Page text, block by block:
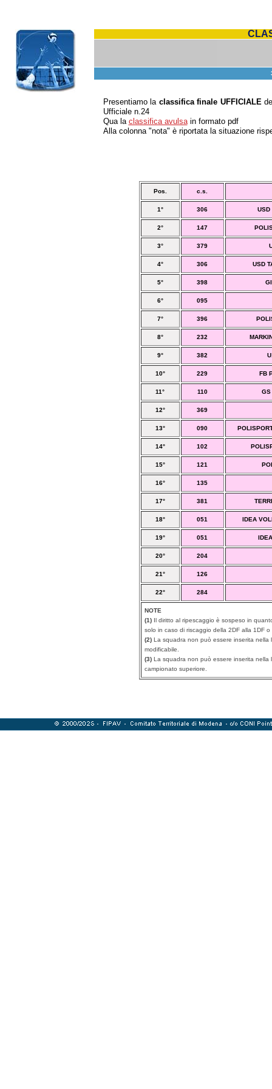
Presentiamo la classifica finale UFFICIALE
Ufficiale n.24
Qua la classifica avulsain formato pdf
Alla colonna "nota" è riportata la situazione
Pos. c.s.
1° 306 USD
2° 147
3° 379
4° 306 USD
5° 398
6° 095
7° 396
8° 232
9° 382
10° 229 FB
11° 110 GS
12° 369
13° 090
14° 102
15° 121
16° 135
17° 381
18° 051 IDEA
19° 051
20° 204
21° 126
22° 284
NOTE
(1)Il diritto al ripescaggio è sospeso in
solo in caso di riscaggio della 2DF alla 1DF
(2)La squadra non può essere inserita nella
modificabile.
(3)La squadra non può essere inserita nella
campionato superiore.